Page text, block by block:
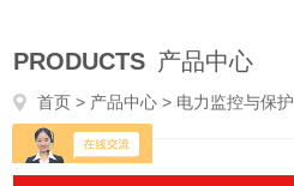
PRODUCTS 产品中心
首页 > 产品中心 > 电力监控与保护